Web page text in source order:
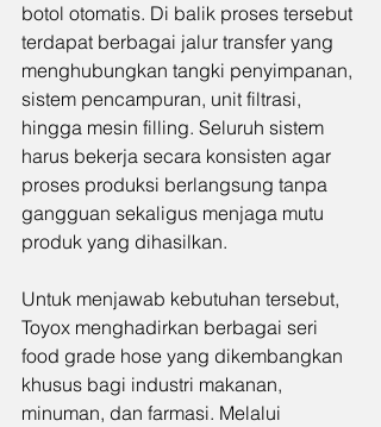
botol otomatis. Di balik proses tersebut
terdapat berbagai jalur transfer yang
menghubungkan tangki penyimpanan,
sistem pencampuran, unit filtrasi,
hingga mesin filling. Seluruh sistem
harus bekerja secara konsisten agar
proses produksi berlangsung tanpa
gangguan sekaligus menjaga mutu
produk yang dihasilkan.
Untuk menjawab kebutuhan tersebut,
Toyox menghadirkan berbagai seri
food grade hose yang dikembangkan
khusus bagi industri makanan,
minuman, dan farmasi. Melalui